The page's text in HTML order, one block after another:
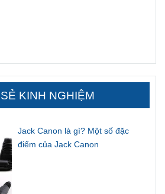
KINH NGHIỆM
Jack Canon là gì? Một số đặc
điểm của Jack Canon